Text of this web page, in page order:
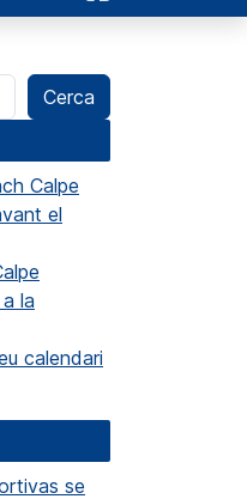
Cerca
Calpe
el
la
calendari
se